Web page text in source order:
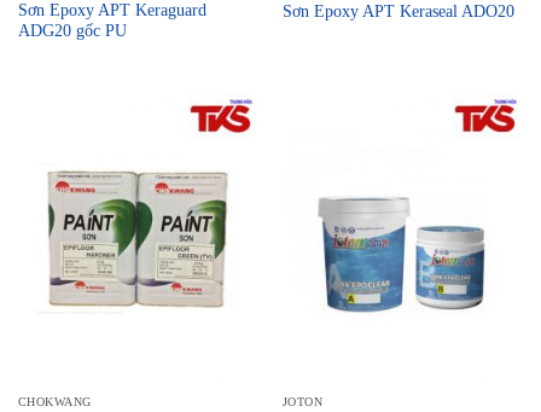
Sơn Epoxy APT Keraguard
ADG20 gốc PU
Sơn Epoxy APT Keraseal ADO20
CHOKWANG JOTON